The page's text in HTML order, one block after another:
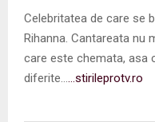
Celebritatea de care se
Rihanna. Cantareata
care este chemata, asa
diferite…
…stirileprotv.ro